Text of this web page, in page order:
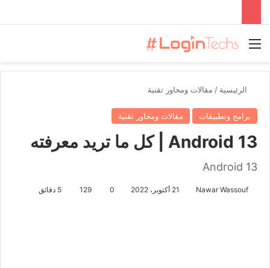
القائمة
الرئيسية / مقالات ومحاور تقنية
برامج وتطبيقات مقالات ومحاور تقنية
Android 13 | كل ما تريد معرفته
Android 13
Nawar Wassouf 21 أكتوبر، 2022 0
129